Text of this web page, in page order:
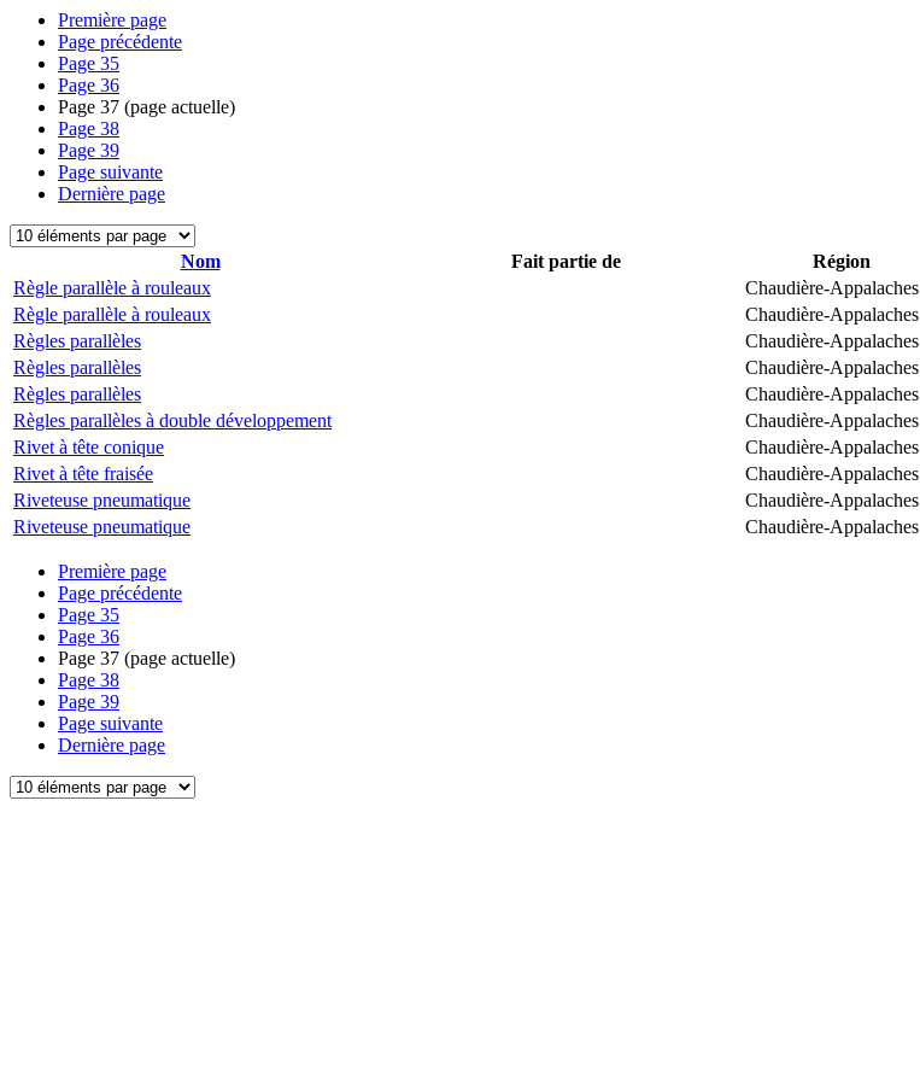
Première page
Page précédente
Page 35
Page 36
Page 37 (page actuelle)
Page 38
Page 39
Page suivante
Dernière page
Nom Fait partie de Région
Règle parallèle à rouleaux
Chaudière-Appalaches
Règle parallèle à rouleaux
Chaudière-Appalaches
Règles parallèles
Chaudière-Appalaches
Règles parallèles
Chaudière-Appalaches
Règles parallèles
Chaudière-Appalaches
Règles parallèles à double développement
Chaudière-Appalaches
Rivet à tête conique
Chaudière-Appalaches
Rivet à tête fraisée
Chaudière-Appalaches
Riveteuse pneumatique
Chaudière-Appalaches
Riveteuse pneumatique
Chaudière-Appalaches
Première page
Page précédente
Page 35
Page 36
Page 37 (page actuelle)
Page 38
Page 39
Page suivante
Dernière page